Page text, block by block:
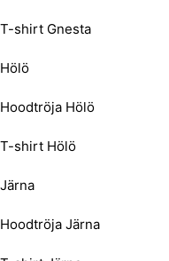
T-shirt Gnesta
Hölö
Hoodtröja Hölö
T-shirt Hölö
Järna
Hoodtröja Järna